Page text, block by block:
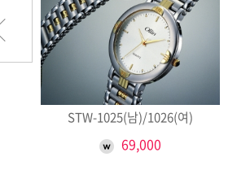
STW-1025(남)/1026(여)
69,000